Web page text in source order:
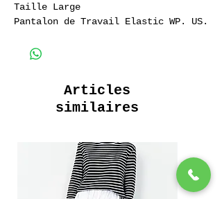
Taille Large
Pantalon de Travail Elastic WP. US.
100% Coton Sergé.
Articles
similaires